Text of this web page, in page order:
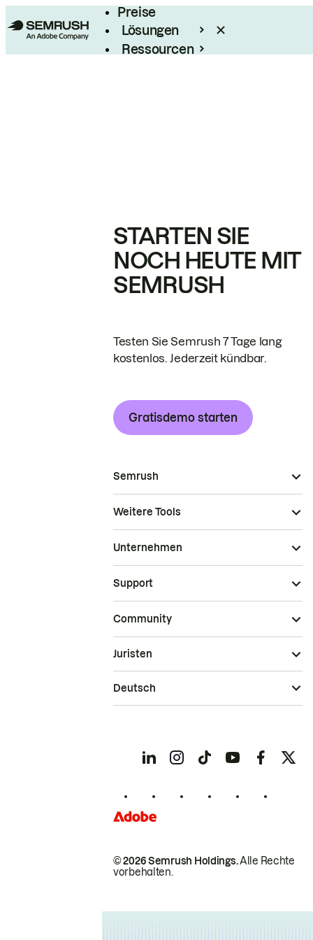
Preise
Lösungen
Ressourcen
STARTEN SIE
NOCH HEUTE MIT
SEMRUSH
Testen Sie Semrush 7 Tage lang
kostenlos. Jederzeit kündbar.
Gratisdemo starten
Semrush
Weitere Tools
Unternehmen
Support
Community
© 2026 Semrush Holdings.Alle Rechte
vorbehalten.
Juristen
Deutsch